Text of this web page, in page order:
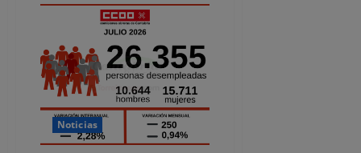
Minuto
de
silencio
por
la
última
víctima
violencia
de
género
en
Santander
Noticias